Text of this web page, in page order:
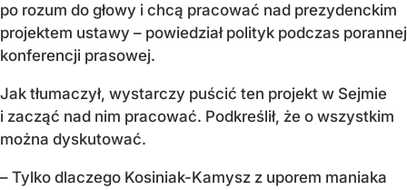
po rozum do głowy i chcą pracować nad prezydenckim
projektem ustawy – powiedział polityk podczas porannej
konferencji prasowej.
Jak tłumaczył, wystarczy puścić ten projekt w Sejmie
i zacząć nad nim pracować. Podkreślił, że o wszystkim
można dyskutować.
– Tylko dlaczego Kosiniak-Kamysz z uporem maniaka